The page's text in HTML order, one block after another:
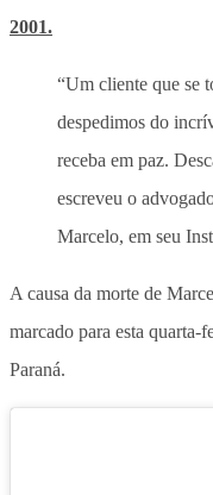
2001.
“Um cliente que se
despedimos do
receba em paz.
escreveu o
Marcelo, em seu
A causa da morte de
marcado para esta quarta-
Paraná.